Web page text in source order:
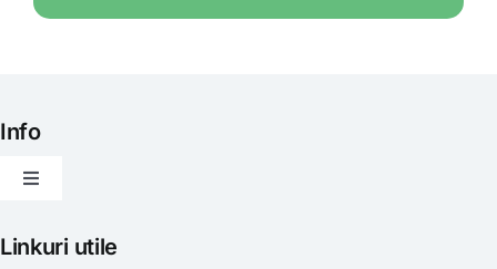
Info
Toggle
Articole
Linkuri utile